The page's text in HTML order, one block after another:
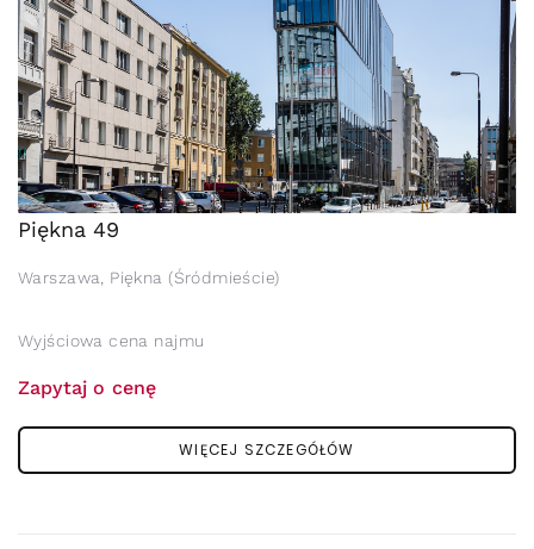
Piękna 49
Warszawa, Piękna (Śródmieście)
Wyjściowa cena najmu
Zapytaj o cenę
WIĘCEJ SZCZEGÓŁÓW